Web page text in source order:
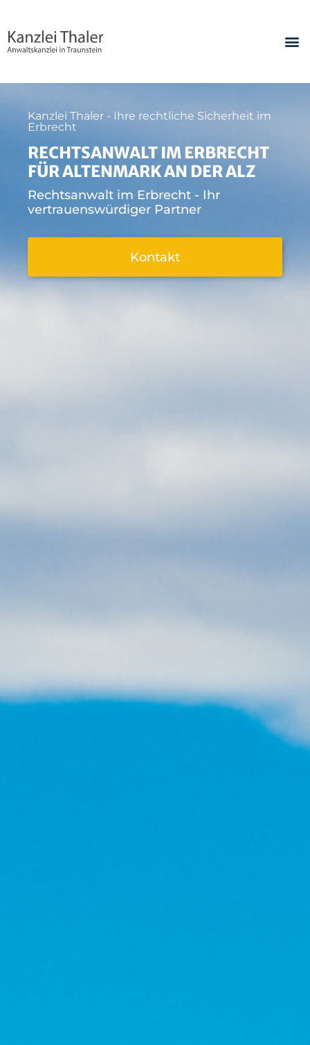
Kanzlei Thaler - Ihre rechtliche Sicherheit im
Erbrecht
RECHTSANWALT IM ERBRECHT
FÜR ALTENMARK AN DER ALZ
Rechtsanwalt im Erbrecht - Ihr
vertrauenswürdiger Partner
Kontakt